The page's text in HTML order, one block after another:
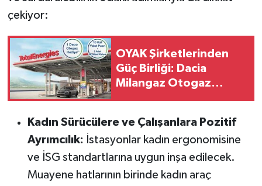
çekiyor:
OYAK Şirketlerinden
Güç Birliği: Dacia
Milangaz Otogaz
Kadın Sürücülere ve Çalışanlara Pozitif
Ayrımcılık: İstasyonlar kadın ergonomisine
ve İSG standartlarına uygun inşa edilecek.
Muayene hatlarının birinde kadın araç